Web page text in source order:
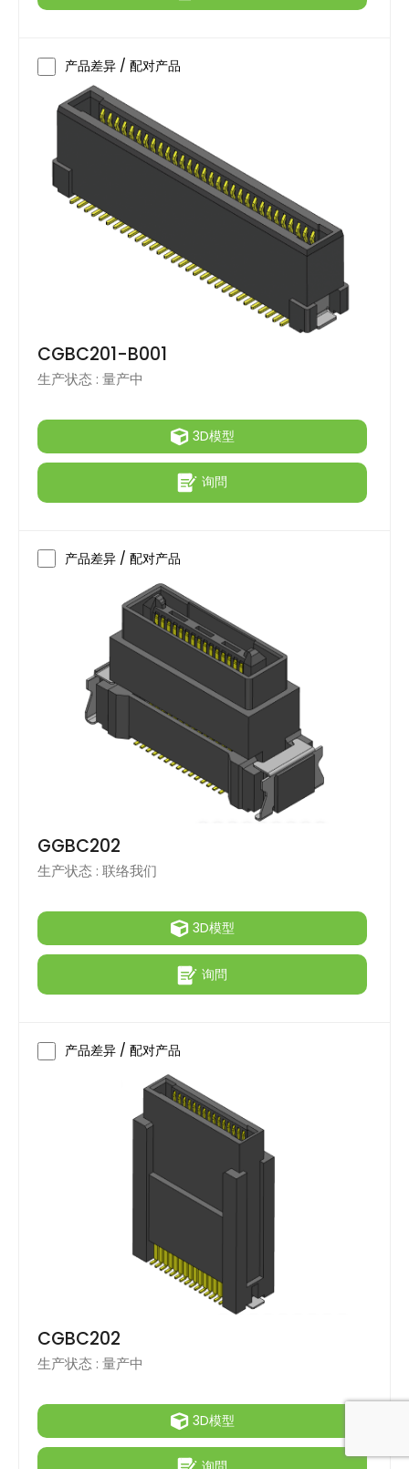
产品差异 / 配对产品
CGBC201-B001
生产状态 : 量产中
3D模型
询問
产品差异 / 配对产品
GGBC202
生产状态 : 联络我们
3D模型
询問
产品差异 / 配对产品
CGBC202
生产状态 : 量产中
3D模型